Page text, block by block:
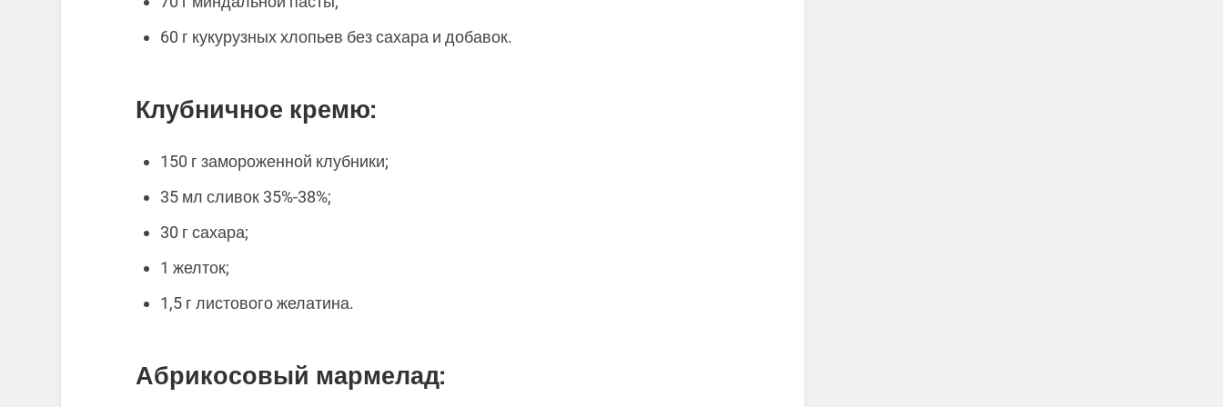
60 г кукурузных хлопьев без сахара и добавок.
Клубничное кремю:
150 г замороженной клубники;
35 мл сливок 35%-38%;
30 г сахара;
1 желток;
1,5 г листового желатина.
Абрикосовый мармелад: